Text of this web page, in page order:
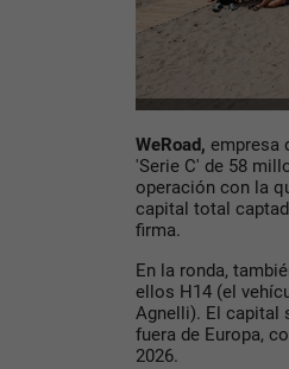
WeRoad, empresa
'Serie C' de 58
operación con la
capital total
firma.
En la ronda,
ellos H14 (el
Agnelli). El capital
fuera de Europa,
2026.